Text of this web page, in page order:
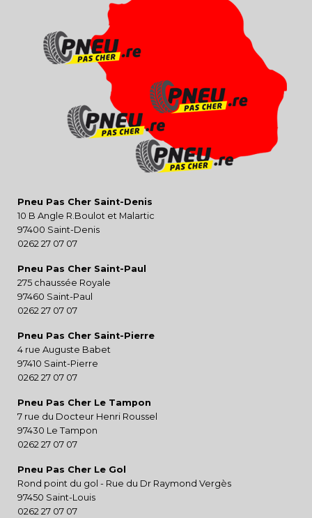
Pneu Pas Cher Saint-Denis
10 B Angle R.Boulot et Malartic
97400 Saint-Denis
0262 27 07 07
Pneu Pas Cher Saint-Paul
275 chaussée Royale
97460 Saint-Paul
0262 27 07 07
Pneu Pas Cher Saint-Pierre
4 rue Auguste Babet
97410 Saint-Pierre
0262 27 07 07
Pneu Pas Cher Le Tampon
7 rue du Docteur Henri Roussel
97430 Le Tampon
0262 27 07 07
Pneu Pas Cher Le Gol
Rond point du gol - Rue du Dr Raymond Vergès
97450 Saint-Louis
0262 27 07 07